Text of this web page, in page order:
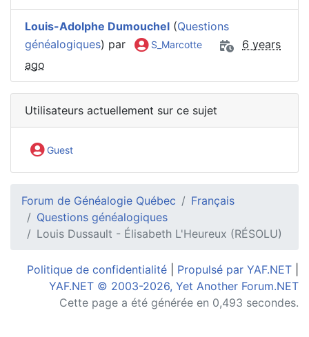
Louis-Adolphe Dumouchel (Questions
généalogiques) par S_Marcotte
6 years
ago
Utilisateurs actuellement sur ce sujet
Guest
Forum de Généalogie Québec
Français
Questions généalogiques
Louis Dussault - Élisabeth L'Heureux (RÉSOLU)
Politique de confidentialité Propulsé par YAF.NET
YAF.NET © 2003-2026, Yet Another Forum.NET
Cette page a été générée en 0,493 secondes.